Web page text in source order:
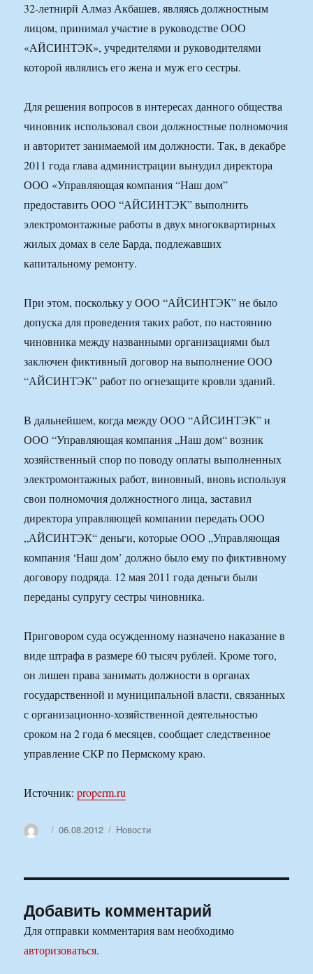
32-летнирй Алмаз Акбашев, являясь должностным
лицом, принимал участие в руководстве ООО
«АЙСИНТЭК», учредителями и руководителями
которой являлись его жена и муж его сестры.
Для решения вопросов в интересах данного общества
чиновник использовал свои должностные полномочия
и авторитет занимаемой им должности. Так, в декабре
2011 года глава администрации вынудил директора
ООО «Управляющая компания “Наш дом”
предоставить ООО “АЙСИНТЭК” выполнить
электромонтажные работы в двух многоквартирных
жилых домах в селе Барда, подлежавших
капитальному ремонту.
При этом, поскольку у ООО “АЙСИНТЭК” не было
допуска для проведения таких работ, по настоянию
чиновника между названными организациями был
заключен фиктивный договор на выполнение ООО
“АЙСИНТЭК” работ по огнезащите кровли зданий.
В дальнейшем, когда между ООО “АЙСИНТЭК” и
ООО “Управляющая компания „Наш дом“ возник
хозяйственный спор по поводу оплаты выполненных
электромонтажных работ, виновный, вновь используя
свои полномочия должностного лица, заставил
директора управляющей компании передать ООО
„АЙСИНТЭК“ деньги, которые ООО „Управляющая
компания ‘Наш дом’ должно было ему по фиктивному
договору подряда. 12 мая 2011 года деньги были
переданы супругу сестры чиновника.
Приговором суда осужденному назначено наказание в
виде штрафа в размере 60 тысяч рублей. Кроме того,
он лишен права занимать должности в органах
государственной и муниципальной власти, связанных
с организационно-хозяйственной деятельностью
сроком на 2 года 6 месяцев, сообщает следственное
управление СКР по Пермскому краю.
Источник:properm.ru
АвторОпубликовано
06.08.2012 Рубрики
Новости
Добавить комментарий
Для отправки комментария вам необходимо
авторизоваться.